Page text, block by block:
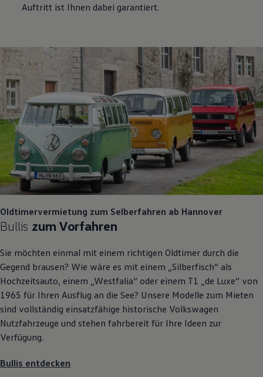
Auftritt ist Ihnen dabei garantiert.
Oldtimervermietung zum Selberfahren ab Hannover
Bullis zum Vorfahren
Sie möchten einmal mit einem richtigen Oldtimer durch die
Gegend brausen? Wie wäre es mit einem „Silberfisch“ als
Hochzeitsauto, einem „Westfalia“ oder einem T1 „de Luxe“ von
1965 für Ihren Ausflug an die See? Unsere Modelle zum Mieten
sind vollständig einsatzfähige historische Volkswagen
Nutzfahrzeuge und stehen fahrbereit für Ihre Ideen zur
Verfügung.
Bullis entdecken